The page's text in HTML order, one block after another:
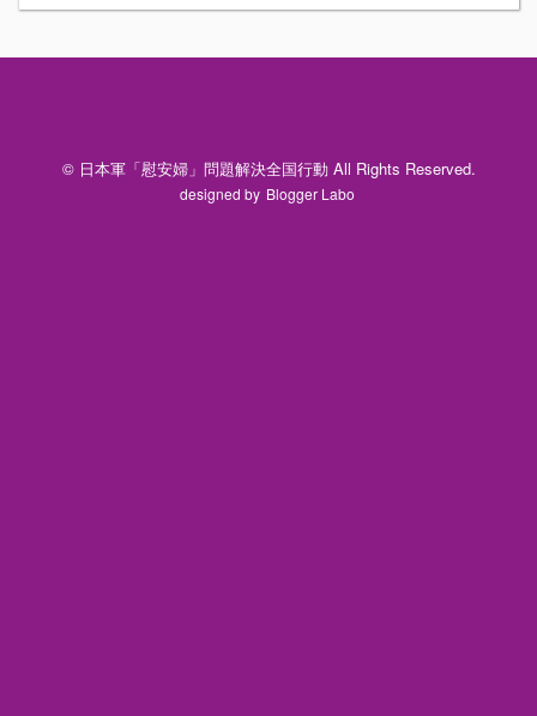
© 日本軍「慰安婦」問題解決全国行動 All Rights Reserved.
designed by Blogger Labo